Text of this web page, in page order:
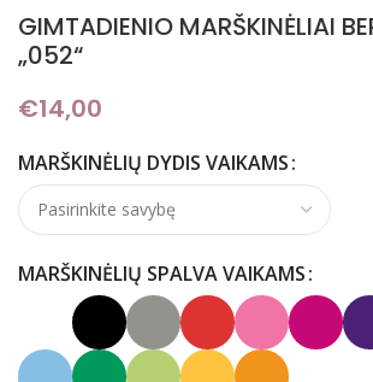
GIMTADIENIO MARŠKINĖLIAI
„052“
€14,00
MARŠKINĖLIŲ DYDIS VAIKAMS
MARŠKINĖLIŲ SPALVA VAIKAMS